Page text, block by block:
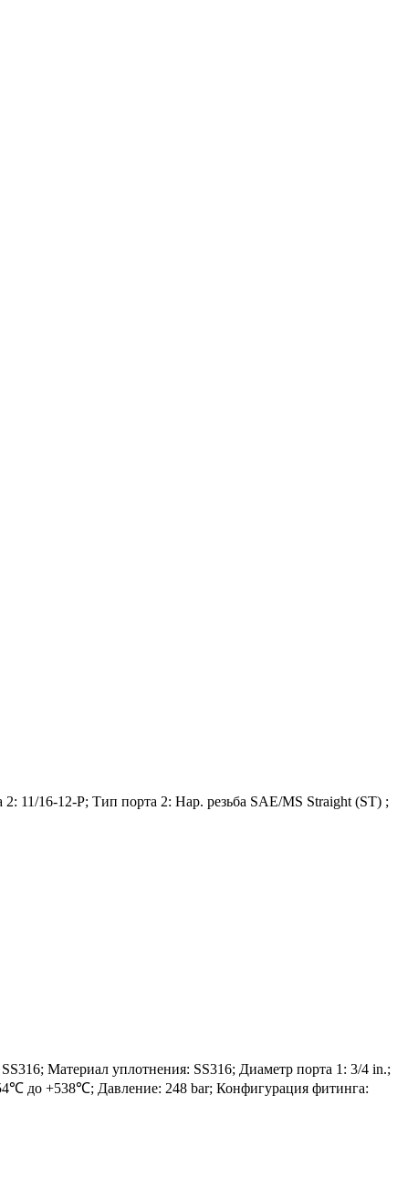
11/16-12-P; Тип порта 2: Нар. резьба SAE/MS Straight (ST) ;
Материал уплотнения: SS316; Диаметр порта 1: 3/4 in.;
до +538℃; Давление: 248 bar; Конфигурация фитинга: